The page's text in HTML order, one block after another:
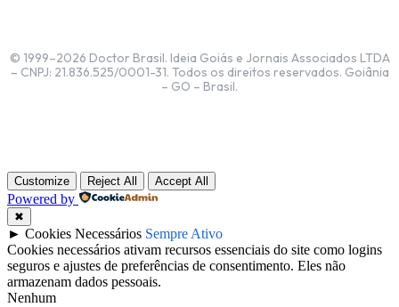
© 1999–2026 Doctor Brasil. Ideia Goiás e Jornais Associados LTDA
– CNPJ: 21.836.525/0001-31. Todos os direitos reservados. Goiânia
– GO – Brasil.
Customize Reject All Accept All
Powered by
✖
► Cookies Necessários Sempre Ativo
Cookies necessários ativam recursos essenciais do site como logins
seguros e ajustes de preferências de consentimento. Eles não
armazenam dados pessoais.
Nenhum